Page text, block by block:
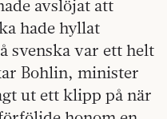
avslöjat att
hade hyllat
svenska var ett helt
Bohlin, minister
ut ett klipp på när